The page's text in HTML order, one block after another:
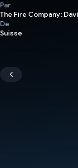
Par
The Fire Company:
De
Suisse